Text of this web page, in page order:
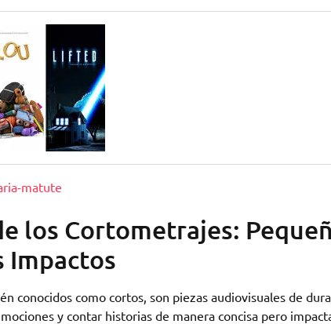
matute
los Cortometrajes:
Impactos
conocidos como cortos, son piezas audiovisuales de
y contar historias de manera concisa pero